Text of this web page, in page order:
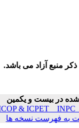
منبع آزاد می باشد.
شده در بیست و یکمین
ICOP & ICPET _ INPC
فهرست نسخه ها